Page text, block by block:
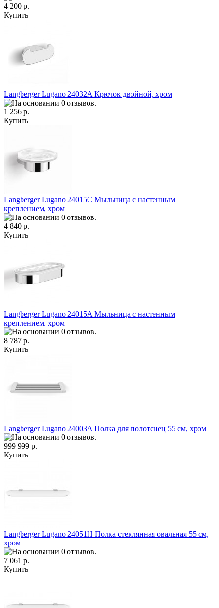
4 200 р.
Купить
Langberger Lugano 24032A Крючок двойной, хром
1 256 р.
Купить
Langberger Lugano 24015C Мыльница с настенным
креплением, хром
4 840 р.
Купить
Langberger Lugano 24015A Мыльница с настенным
креплением, хром
8 787 р.
Купить
Langberger Lugano 24003A Полка для полотенец 55 см, хром
999 999 р.
Купить
Langberger Lugano 24051H Полка стеклянная овальная 55 см,
хром
7 061 р.
Купить